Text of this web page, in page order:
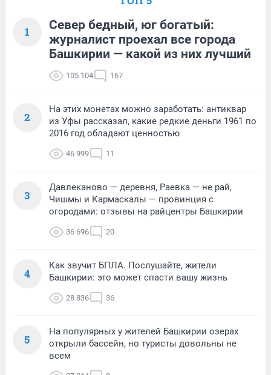
1
Север бедный, юг богатый:
журналист проехал все города
Башкирии — какой из них лучший
105 104 167
2
На этих монетах можно заработать: антиквар
из Уфы рассказал, какие редкие деньги 1961 по
2016 год обладают ценностью
46 999 11
3
Давлеканово — деревня, Раевка — не рай,
Чишмы и Кармаскалы — провинция с
огородами: отзывы на райцентры Башкирии
36 696 20
4
Как звучит БПЛА. Послушайте, жители
Башкирии: это может спасти вашу жизнь
28 836 36
5
На популярных у жителей Башкирии озерах
открыли бассейн, но туристы довольны не
всем